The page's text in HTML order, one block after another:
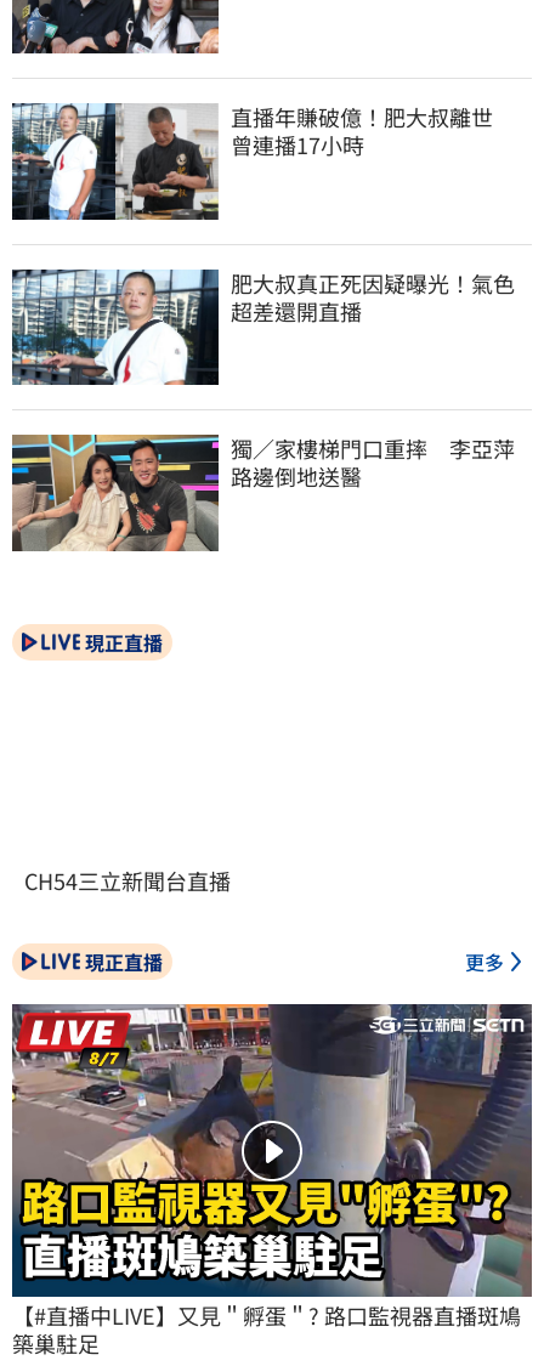
直播年賺破億！肥大叔離世
曾連播17小時
肥大叔真正死因疑曝光！氣色
超差還開直播
獨／家樓梯門口重摔　李亞萍
路邊倒地送醫
現正直播
CH54三立新聞台直播
現正直播 更多
【#直播中LIVE】又見＂孵蛋＂? 路口監視器直播斑鳩
築巢駐足